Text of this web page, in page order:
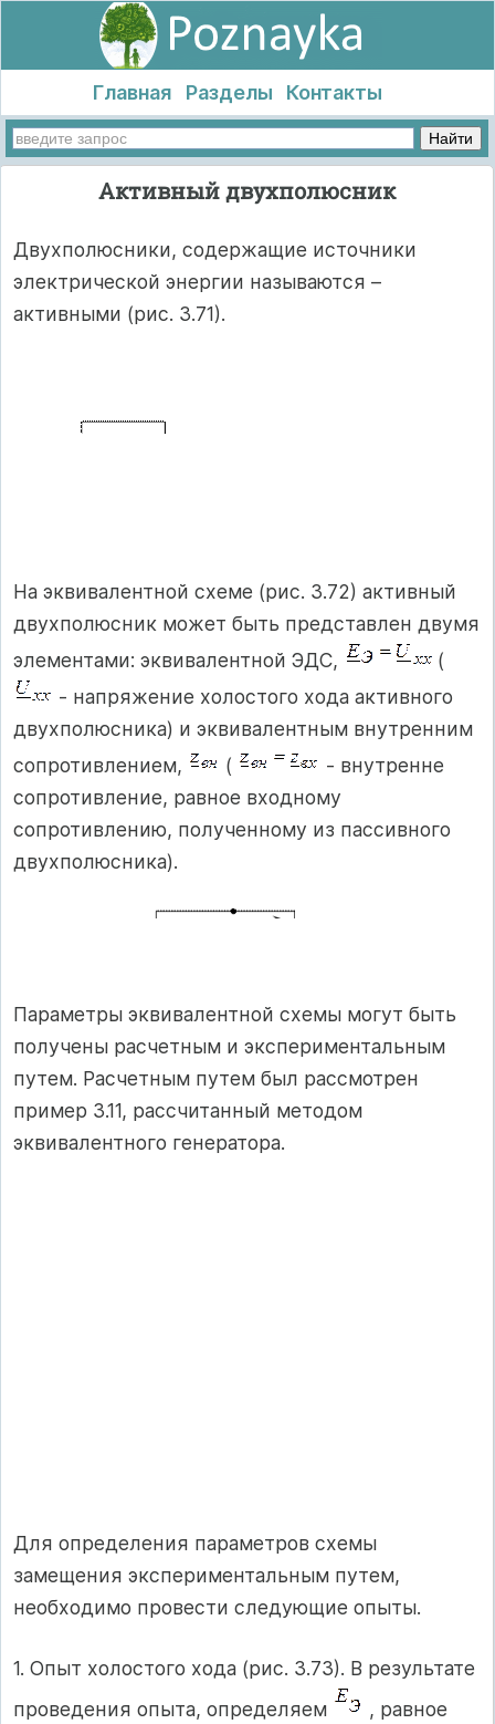
Главная Разделы Контакты
Активный двухполюсник
Двухполюсники, содержащие источники
электрической энергии называются –
активными (рис. 3.71).
На эквивалентной схеме (рис. 3.72) активный
двухполюсник может быть представлен двумя
элементами: эквивалентной ЭДС,
(
- напряжение холостого хода активного
двухполюсника) и эквивалентным внутренним
сопротивлением,
(
- внутренне
сопротивление, равное входному
сопротивлению, полученному из пассивного
двухполюсника).
Параметры эквивалентной схемы могут быть
получены расчетным и экспериментальным
путем. Расчетным путем был рассмотрен
пример 3.11, рассчитанный методом
эквивалентного генератора.
Для определения параметров схемы
замещения экспериментальным путем,
необходимо провести следующие опыты.
1. Опыт холостого хода (рис. 3.73). В результате
проведения опыта, определяем
, равное